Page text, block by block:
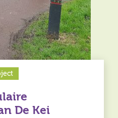
De Kei